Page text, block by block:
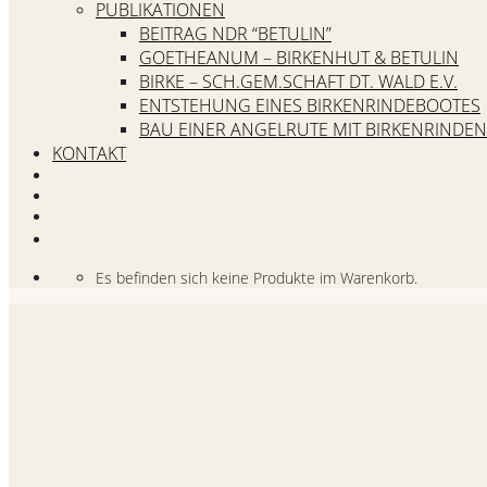
PUBLIKATIONEN
BEITRAG NDR “BETULIN”
GOETHEANUM – BIRKENHUT & BETULIN
BIRKE – SCH.GEM.SCHAFT DT. WALD E.V.
ENTSTEHUNG EINES BIRKENRINDEBOOTES
BAU EINER ANGELRUTE MIT
KONTAKT
Es befinden sich keine Produkte im Warenkorb.